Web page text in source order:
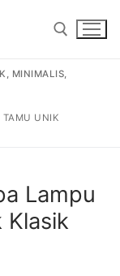
MINIMALIS,
TAMU UNIK
Lampu
Klasik